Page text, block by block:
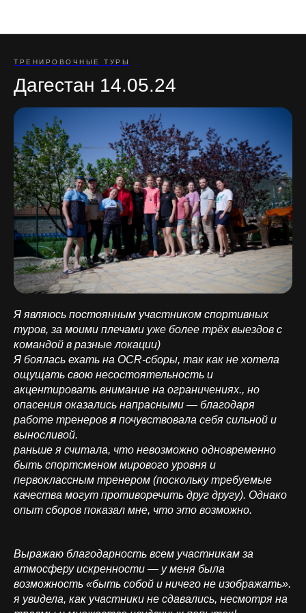
ТРЕНИРОВОЧНЫЕ ТУРЫ
Дагестан 14.05.24
Я являюсь постоянным участником спортивных
туров, за моими плечами уже более трёх выездов с
командой в разные локации)
Я боялась ехать на OCR-сборы, так как не хотела
ощущать свою несостоятельность и
акцентировать внимание на ограничениях., но
опасения оказались напрасными — благодаря
работе тренеров я почувствовала себя сильной и
выносливой.
раньше я считала, что невозможно одновременно
быть спортсменом мирового уровня и
первоклассным тренером (поскольку требуемые
качества могут противоречить друг другу). Однако
опыт сборов показал мне, что это возможно.
Выражаю благодарность всем участникам за
атмосферу искренности — у меня была
возможность «быть собой и ничего не изображать».
я увидела, как участники не сдавались, несмотря на